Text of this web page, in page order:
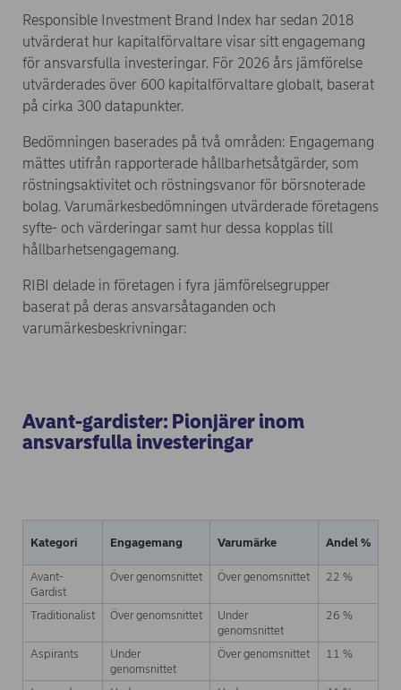
Responsible Investment Brand Index har sedan 2018
utvärderat hur kapitalförvaltare visar sitt engagemang
för ansvarsfulla investeringar. För 2026 års jämförelse
utvärderades över 600 kapitalförvaltare globalt, baserat
på cirka 300 datapunkter.
Bedömningen baserades på två områden: Engagemang
mättes utifrån rapporterade hållbarhetsåtgärder, som
röstningsaktivitet och röstningsvanor för börsnoterade
bolag. Varumärkesbedömningen utvärderade företagens
syfte- och värderingar samt hur dessa kopplas till
hållbarhetsengagemang.
RIBI delade in företagen i fyra jämförelsegrupper
baserat på deras ansvarsåtaganden och
varumärkesbeskrivningar:
Avant-gardister: Pionjärer inom
ansvarsfulla investeringar
Kategori Engagemang Varumärke Andel %
Avant-
Gardist
Över genomsnittet Över genomsnittet 22 %
Traditionalist Över genomsnittet
Under
genomsnittet
26 %
Aspirants
Under
genomsnittet
Över genomsnittet 11 %